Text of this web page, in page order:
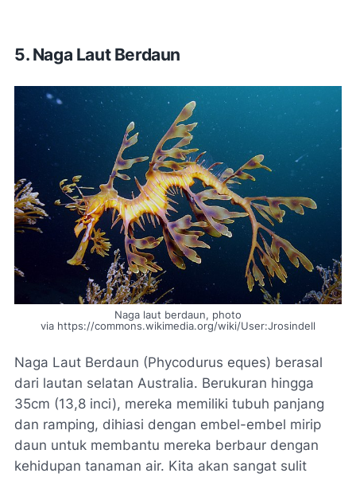
5. Naga Laut Berdaun
Naga laut berdaun, photo
via https://commons.wikimedia.org/wiki/User:Jrosindell
Naga Laut Berdaun (Phycodurus eques) berasal
dari lautan selatan Australia. Berukuran hingga
35cm (13,8 inci), mereka memiliki tubuh panjang
dan ramping, dihiasi dengan embel-embel mirip
daun untuk membantu mereka berbaur dengan
kehidupan tanaman air. Kita akan sangat sulit